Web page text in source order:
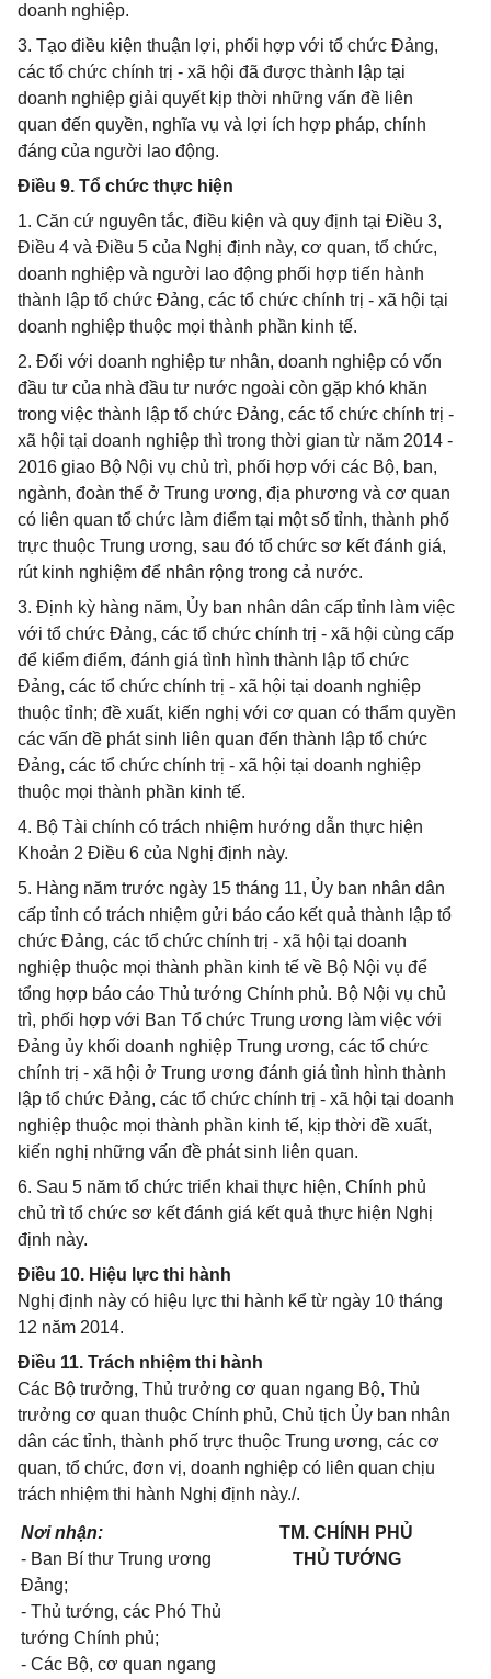
doanh nghiệp.
3. Tạo điều kiện thuận lợi, phối hợp với tổ chức Đảng,
các tổ chức chính trị - xã hội đã được thành lập tại
doanh nghiệp giải quyết kịp thời những vấn đề liên
quan đến quyền, nghĩa vụ và lợi ích hợp pháp, chính
đáng của người lao động.
Điều 9. Tổ chức thực hiện
1. Căn cứ nguyên tắc, điều kiện và quy định tại Điều 3,
Điều 4 và Điều 5 của Nghị định này, cơ quan, tổ chức,
doanh nghiệp và người lao động phối hợp tiến hành
thành lập tổ chức Đảng, các tổ chức chính trị - xã hội tại
doanh nghiệp thuộc mọi thành phần kinh tế.
2. Đối với doanh nghiệp tư nhân, doanh nghiệp có vốn
đầu tư của nhà đầu tư nước ngoài còn gặp khó khăn
trong việc thành lập tổ chức Đảng, các tổ chức chính trị -
xã hội tại doanh nghiệp thì trong thời gian từ năm 2014 -
2016 giao Bộ Nội vụ chủ trì, phối hợp với các Bộ, ban,
ngành, đoàn thể ở Trung ương, địa phương và cơ quan
có liên quan tổ chức làm điểm tại một số tỉnh, thành phố
trực thuộc Trung ương, sau đó tổ chức sơ kết đánh giá,
rút kinh nghiệm để nhân rộng trong cả nước.
3. Định kỳ hàng năm, Ủy ban nhân dân cấp tỉnh làm việc
với tổ chức Đảng, các tổ chức chính trị - xã hội cùng cấp
để kiểm điểm, đánh giá tình hình thành lập tổ chức
Đảng, các tổ chức chính trị - xã hội tại doanh nghiệp
thuộc tỉnh; đề xuất, kiến nghị với cơ quan có thẩm quyền
các vấn đề phát sinh liên quan đến thành lập tổ chức
Đảng, các tổ chức chính trị - xã hội tại doanh nghiệp
thuộc mọi thành phần kinh tế.
4. Bộ Tài chính có trách nhiệm hướng dẫn thực hiện
Khoản 2 Điều 6 của Nghị định này.
5. Hàng năm trước ngày 15 tháng 11, Ủy ban nhân dân
cấp tỉnh có trách nhiệm gửi báo cáo kết quả thành lập tổ
chức Đảng, các tổ chức chính trị - xã hội tại doanh
nghiệp thuộc mọi thành phần kinh tế về Bộ Nội vụ để
tổng hợp báo cáo Thủ tướng Chính phủ. Bộ Nội vụ chủ
trì, phối hợp với Ban Tổ chức Trung ương làm việc với
Đảng ủy khối doanh nghiệp Trung ương, các tổ chức
chính trị - xã hội ở Trung ương đánh giá tình hình thành
lập tổ chức Đảng, các tổ chức chính trị - xã hội tại doanh
nghiệp thuộc mọi thành phần kinh tế, kịp thời đề xuất,
kiến nghị những vấn đề phát sinh liên quan.
6. Sau 5 năm tổ chức triển khai thực hiện, Chính phủ
chủ trì tổ chức sơ kết đánh giá kết quả thực hiện Nghị
định này.
Điều 10. Hiệu lực thi hành
Nghị định này có hiệu lực thi hành kể từ ngày 10 tháng
12 năm 2014.
Điều 11. Trách nhiệm thi hành
Các Bộ trưởng, Thủ trưởng cơ quan ngang Bộ, Thủ
trưởng cơ quan thuộc Chính phủ, Chủ tịch Ủy ban nhân
dân các tỉnh, thành phố trực thuộc Trung ương, các cơ
quan, tổ chức, đơn vị, doanh nghiệp có liên quan chịu
trách nhiệm thi hành Nghị định này./.
Nơi nhận:
- Ban Bí thư Trung ương
Đảng;
- Thủ tướng, các Phó Thủ
tướng Chính phủ;
- Các Bộ, cơ quan ngang
TM. CHÍNH PHỦ
THỦ TƯỚNG